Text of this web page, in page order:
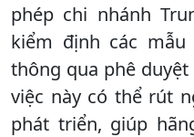
phép chi nhánh
kiểm định các
thông qua phê
việc này có thể rút
phát triển, giúp